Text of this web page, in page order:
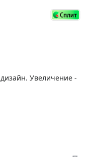
Увеличение -